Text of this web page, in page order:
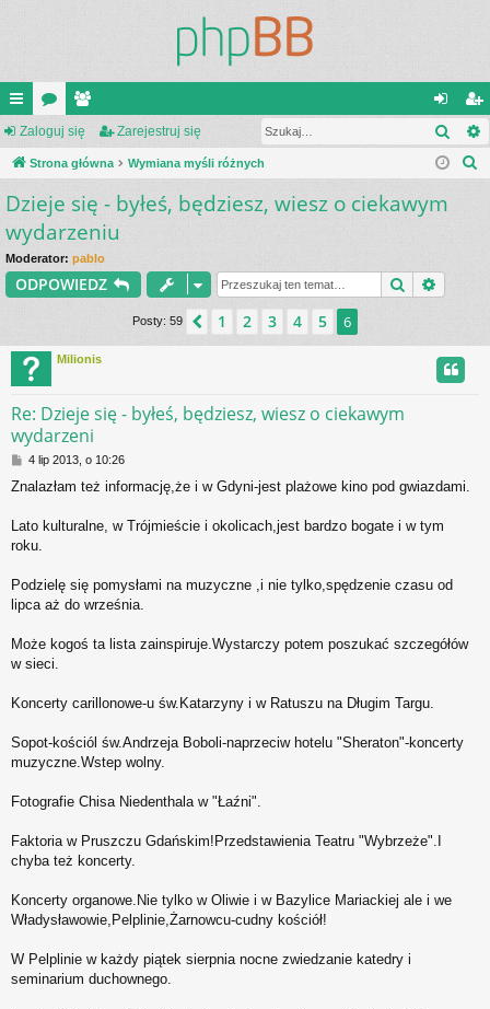
ię
ce
j
…
or
a
ży
tk
o
w
ni
cy
al
og
uj
ar
ej
Zaloguj się Zarejestruj się
Strona główna Wymiana myśli różnych
Dzieje się - byłeś, będziesz, wiesz o ciekawym
wydarzeniu
Moderator: pablo
ODPOWIEDZ Szukaj
Posty: 59 Poprzednia
1 2 3 4 5 6
Milionis
Re: Dzieje się - byłeś, będziesz, wiesz o ciekawym
wydarzeni
P
s
4 lip 2013, o 10:26
Znalazłam też informację,że i w Gdyni-jest plażowe kino pod gwiazdami.
Lato kulturalne, w Trójmieście i okolicach,jest bardzo bogate i w tym
roku.
Podzielę się pomysłami na muzyczne ,i nie tylko,spędzenie czasu od
lipca aż do września.
Może kogoś ta lista zainspiruje.Wystarczy potem poszukać szczegółów
w sieci.
Koncerty carillonowe-u św.Katarzyny i w Ratuszu na Długim Targu.
Sopot-kościól św.Andrzeja Boboli-naprzeciw hotelu "Sheraton"-koncerty
muzyczne.Wstep wolny.
Fotografie Chisa Niedenthala w "Łaźni".
Faktoria w Pruszczu Gdańskim!Przedstawienia Teatru "Wybrzeże".I
chyba też koncerty.
Koncerty organowe.Nie tylko w Oliwie i w Bazylice Mariackiej ale i we
Władysławowie,Pelplinie,Żarnowcu-cudny kościół!
W Pelplinie w każdy piątek sierpnia nocne zwiedzanie katedry i
seminarium duchownego.